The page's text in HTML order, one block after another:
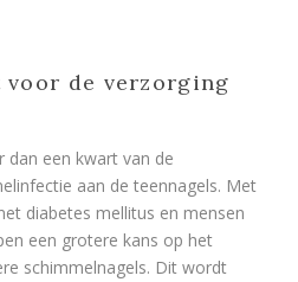
voor de verzorging
dan een kwart van de
aan de teennagels. Met
diabetes mellitus en mensen
een grotere kans op het
schimmelnagels. Dit wordt